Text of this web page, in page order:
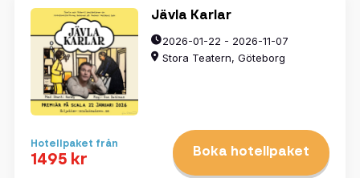
Jävla Karlar
2026-01-22 - 2026-11-07
Stora Teatern, Göteborg
Hotellpaket från
1495 kr Boka hotellpaket